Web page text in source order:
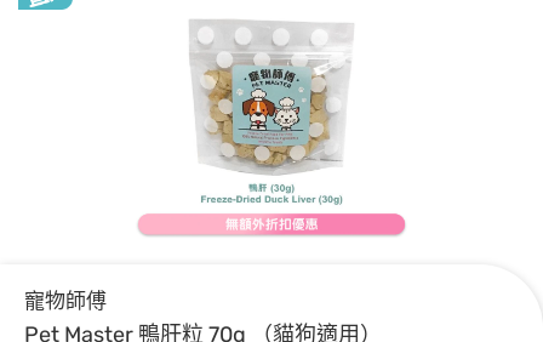
寵物師傅
Pet Master 鴨肝粒 70g （貓狗適用）